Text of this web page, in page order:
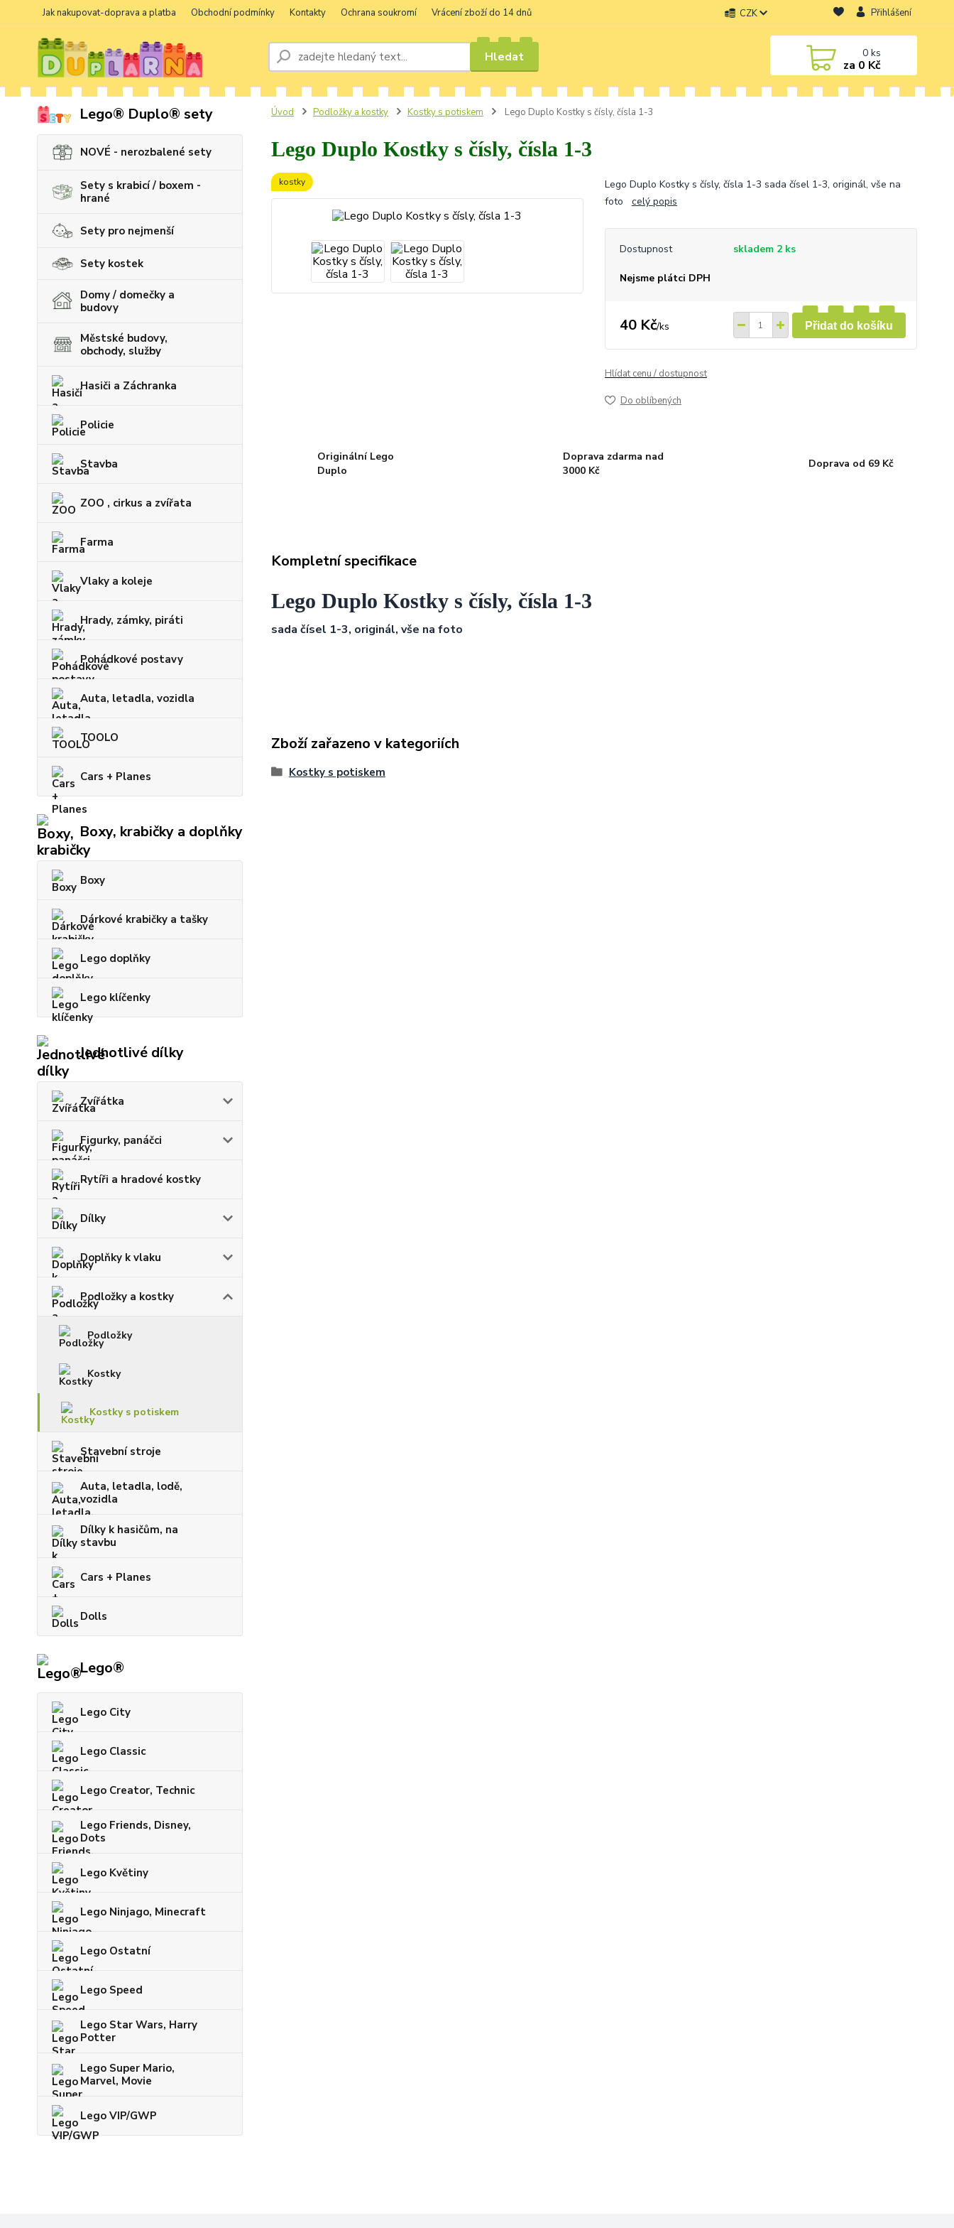
Jak nakupovat-doprava a platba Obchodní podmínky Kontakty Ochrana soukromí Vrácení zboží do 14 dnů CZK Přihlášení
Hledat 0ks
za 0 Kč
Lego® Duplo® sety
NOVÉ - nerozbalené sety
Sety s krabicí / boxem -
hrané
Sety pro nejmenší
Sety kostek
Domy / domečky a
budovy
Městské budovy,
obchody, služby
Hasiči a Záchranka
Policie
Stavba
ZOO , cirkus a zvířata
Farma
Vlaky a koleje
Hrady, zámky, piráti
Pohádkové postavy
Auta, letadla, vozidla
TOOLO
Cars + Planes
Boxy, krabičky a doplňky
Boxy
Dárkové krabičky a tašky
Lego doplňky
Lego klíčenky
Jednotlivé dílky
Zvířátka
Figurky, panáčci
Rytíři a hradové kostky
Dílky
Doplňky k vlaku
Podložky a kostky
Podložky
Kostky
Kostky s potiskem
Stavební stroje
Auta, letadla, lodě,
vozidla
Dílky k hasičům, na
stavbu
Cars + Planes
Dolls
Lego®
Lego City
Lego Classic
Lego Creator, Technic
Lego Friends, Disney,
Dots
Lego Květiny
Lego Ninjago, Minecraft
Lego Ostatní
Lego Speed
Lego Star Wars, Harry
Potter
Lego Super Mario,
Marvel, Movie
Lego VIP/GWP
Úvod Podložky a kostky Kostky s potiskem Lego Duplo Kostky s čísly, čísla 1-3
Lego Duplo Kostky s čísly, čísla 1-3
kostky
Lego Duplo Kostky s čísly, čísla 1-3 sada čísel 1-3, originál, vše na
foto celý popis
Dostupnost skladem 2 ks
Nejsme plátci DPH
40 Kč/ks Přidat do košíku
Hlídat cenu / dostupnost
Do oblíbených
Originální Lego
Duplo
Doprava zdarma nad
3000 Kč
Doprava od 69 Kč
Kompletní specifikace
Lego Duplo Kostky s čísly, čísla 1-3
sada čísel 1-3, originál, vše na foto
Zboží zařazeno v kategoriích
Kostky s potiskem